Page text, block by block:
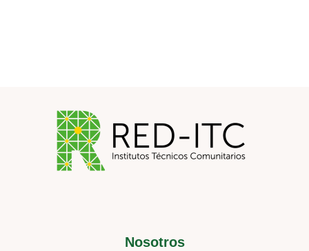
Nosotros